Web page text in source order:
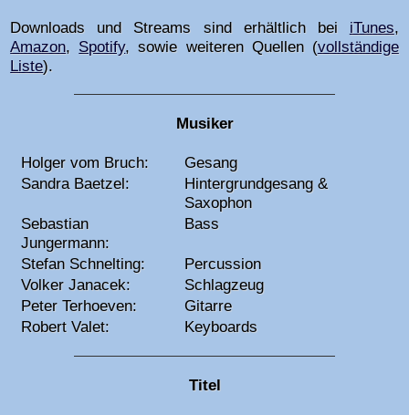
Downloads und Streams sind erhältlich bei iTunes,
Amazon, Spotify, sowie weiteren Quellen(vollständige
Liste).
Musiker
Holger vom Bruch:
Gesang
Sandra Baetzel:
Hintergrundgesang &
Saxophon
Sebastian
Jungermann:
Bass
Stefan Schnelting:
Percussion
Volker Janacek:
Schlagzeug
Peter Terhoeven:
Gitarre
Robert Valet:
Keyboards
Titel